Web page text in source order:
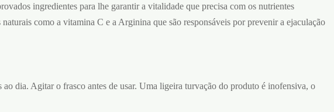
ingredientes para lhe garantir a vitalidade que precisa com os nutrientes
como a vitamina C e a Arginina que são responsáveis por prevenir a ejaculação
dia. Agitar o frasco antes de usar. Uma ligeira turvação do produto é inofensiva, o